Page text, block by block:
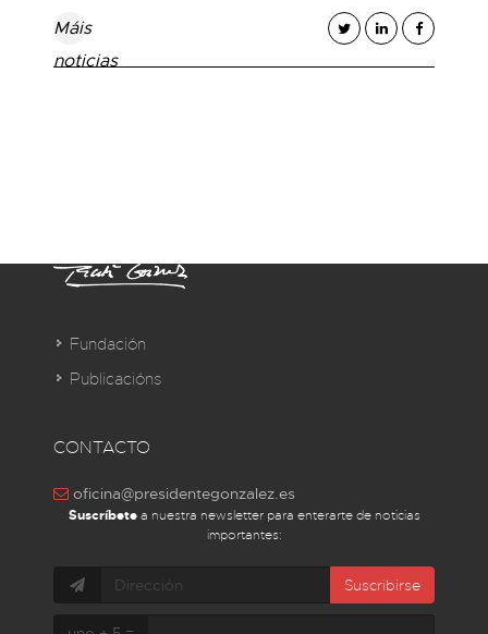
Máis
noticias
Fundación
Publicacións
CONTACTO
oficina@presidentegonzalez.es
Suscríbetea nuestra newsletter para enterarte de noticias
importantes:
Suscribirse